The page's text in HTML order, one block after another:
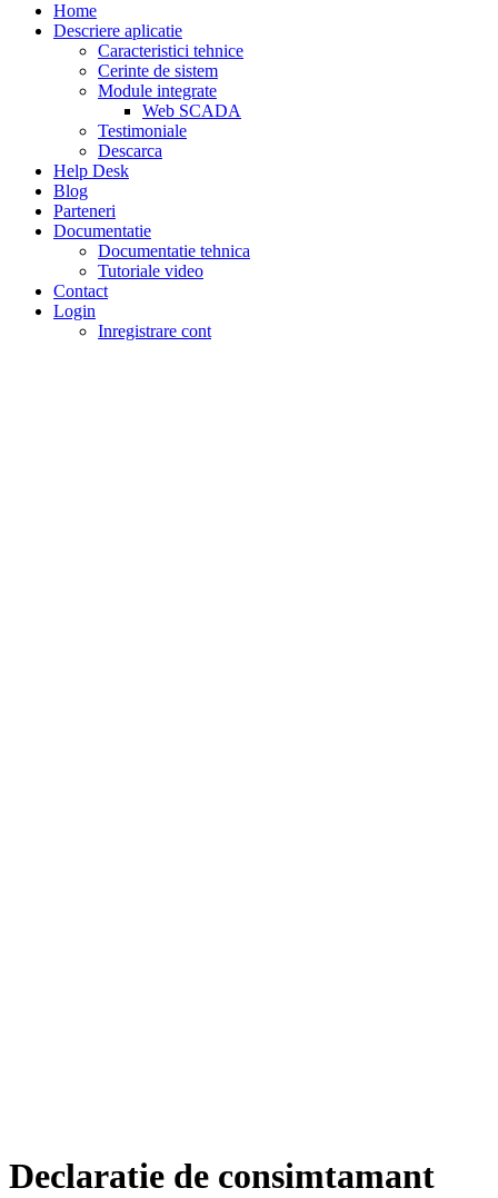
Home
Descriere aplicatie
Caracteristici tehnice
Cerinte de sistem
Module integrate
Web SCADA
Testimoniale
Descarca
Help Desk
Blog
Parteneri
Documentatie
Documentatie tehnica
Tutoriale video
Contact
Login
Inregistrare cont
Declaratie de consimtamant